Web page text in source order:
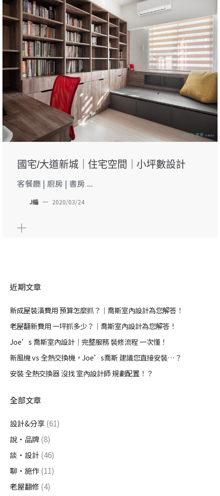
國宅/大道新城｜住宅空間｜小坪數設計
客餐廳 | 廚房 | 書房 ...
J編 — 2020/03/24
近期文章
新成屋裝潢費用 預算怎麼抓？｜喬斯室內設計為您解答！
老屋翻新費用 一坪抓多少？｜喬斯室內設計為您解答！
Joe’s 喬斯室內設計｜完整服務 裝修流程 一次懂！
新風機 vs 全熱交換機，Joe’s喬斯 建議您直接安裝…？
安裝 全熱交換器 沒找 室內設計師 規劃配置！？
全部文章
設計&分享(61)
說・品牌(8)
談・設計(46)
聊・施作(11)
老屋翻修 (4)